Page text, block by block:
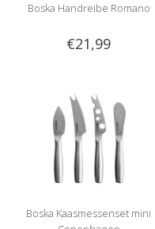
Boska Handreibe Romano
€21,99
Boska Kaasmessenset mini